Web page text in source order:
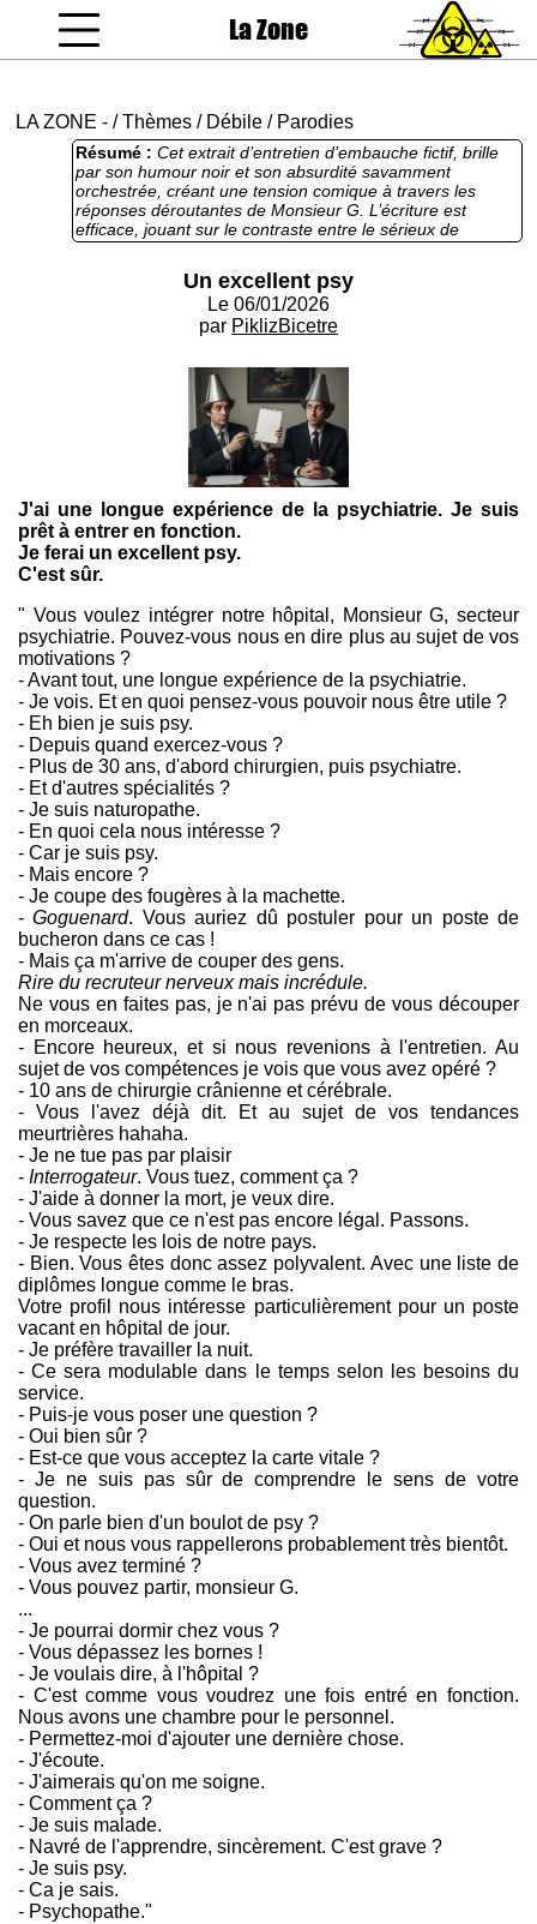
La Zone
LA ZONE - /Thèmes / Débile / Parodies
Résumé : Cet extrait d’entretien d’embauche fictif, brille
par son humour noir et son absurdité savamment
orchestrée, créant une tension comique à travers les
réponses déroutantes de Monsieur G. L’écriture est
efficace, jouant sur le contraste entre le sérieux de
l’entretien et les propos incongrus du candidat. Les
maintenant un équilibre entre malaise et ironie, bien que
certains échanges puissent sembler légèrement forcés.
La progression narrative, culminant dans la révélation
avec un peu plus de contexte sur les motivations du
personnage. Globalement, c’est une pièce d’écriture
audacieuse et divertissante, idéale pour explorer les
frontières de l’absurde en littérature.
Un excellent psy
Le 06/01/2026
par PiklizBicetre
J'ai une longue expérience de la psychiatrie. Je suis
prêt à entrer en fonction.
Je ferai un excellent psy.
C'est sûr.
" Vous voulez intégrer notre hôpital, Monsieur G, secteur
psychiatrie. Pouvez-vous nous en dire plus au sujet de vos
motivations ?
- Avant tout, une longue expérience de la psychiatrie.
- Je vois. Et en quoi pensez-vous pouvoir nous être utile ?
- Eh bien je suis psy.
- Depuis quand exercez-vous ?
- Plus de 30 ans, d'abord chirurgien, puis psychiatre.
- Et d'autres spécialités ?
- Je suis naturopathe.
- En quoi cela nous intéresse ?
- Car je suis psy.
- Mais encore ?
- Je coupe des fougères à la machette.
-Goguenard. Vous auriez dû postuler pour un poste de
bucheron dans ce cas !
- Mais ça m'arrive de couper des gens.
Rire du recruteur nerveux mais incrédule.
Ne vous en faites pas, je n'ai pas prévu de vous découper
en morceaux.
- Encore heureux, et si nous revenions à l'entretien. Au
sujet de vos compétences je vois que vous avez opéré ?
- 10 ans de chirurgie crânienne et cérébrale.
- Vous l'avez déjà dit. Et au sujet de vos tendances
meurtrières hahaha.
- Je ne tue pas par plaisir
- Interrogateur. Vous tuez, comment ça ?
- J'aide à donner la mort, je veux dire.
- Vous savez que ce n'est pas encore légal. Passons.
- Je respecte les lois de notre pays.
- Bien. Vous êtes donc assez polyvalent. Avec une liste de
diplômes longue comme le bras.
Votre profil nous intéresse particulièrement pour un poste
vacant en hôpital de jour.
- Je préfère travailler la nuit.
- Ce sera modulable dans le temps selon les besoins du
service.
- Puis-je vous poser une question ?
- Oui bien sûr ?
- Est-ce que vous acceptez la carte vitale ?
- Je ne suis pas sûr de comprendre le sens de votre
question.
- On parle bien d'un boulot de psy ?
- Oui et nous vous rappellerons probablement très bientôt.
- Vous avez terminé ?
- Vous pouvez partir, monsieur G.
...
- Je pourrai dormir chez vous ?
- Vous dépassez les bornes !
- Je voulais dire, à l'hôpital ?
- C'est comme vous voudrez une fois entré en fonction.
Nous avons une chambre pour le personnel.
- Permettez-moi d'ajouter une dernière chose.
- J'écoute.
- J'aimerais qu'on me soigne.
- Comment ça ?
- Je suis malade.
- Navré de l'apprendre, sincèrement. C'est grave ?
- Je suis psy.
- Ca je sais.
- Psychopathe."